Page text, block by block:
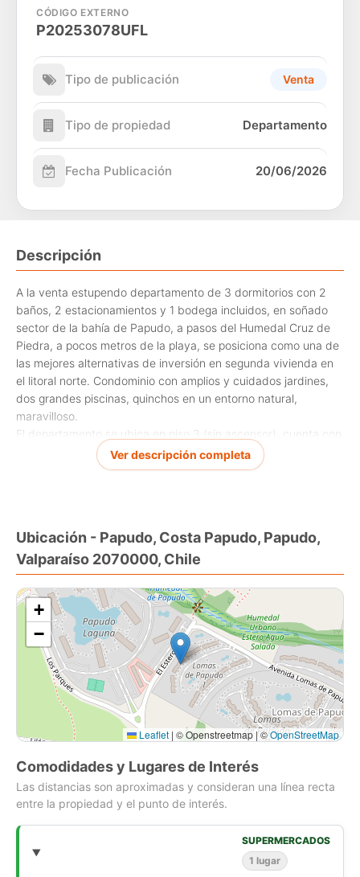
CÓDIGO EXTERNO
P20253078UFL
Tipo de publicación Venta
Tipo de propiedad Departamento
Fecha Publicación 20/06/2026
Descripción
A la venta estupendo departamento de 3 dormitorios con 2
baños, 2 estacionamientos y 1 bodega incluidos, en soñado
sector de la bahía de Papudo, a pasos del Humedal Cruz de
Piedra, a pocos metros de la playa, se posiciona como una de
las mejores alternativas de inversión en segunda vivienda en
el litoral norte. Condominio con amplios y cuidados jardines,
dos grandes piscinas, quinchos en un entorno natural,
maravilloso.
El departamento se ubica en piso 3 (sin ascensor), cuenta con
orientación nororiente, mirando hacia el jardín interior del
condominio, cuenta con una sala de estar de buen tamaño,
mobiliario, instalación para lavadora.
Dormitorio matrimonial en suite, amplio baño con tina, segundo
baño también amplio y completo, segundo dormitorio
matrimonial y tercero para cama individual. GGCC aprox.
$120.000. Agua caliente por calefont, en la unidad.
Considerar comisión de venta equivalente al 2% del valor final
+ IVA. - P20253078UFL
Ver descripción completa
Ubicación - Papudo, Costa Papudo, Papudo,
Valparaíso 2070000, Chile
+
−
Leaflet | © Openstreetmap | ©OpenStreetMap
Comodidades y Lugares de Interés
Las distancias son aproximadas y consideran una línea recta
entre la propiedad y el punto de interés.
SUPERMERCADOS
1 lugar